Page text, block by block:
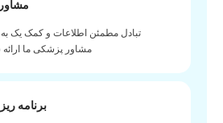
تبادل مطمئن اطلاعات و کمک یک
مشاور پزشکی ما
برنامه